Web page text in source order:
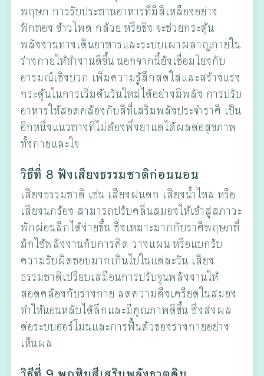
พฤษภ การรับประทานอาหารที่มีสีเหลืองอย่าง
ฟักทอง ข้าวโพด กล้วย หรือขิง จะช่วยกระตุ้น
พลังงานทางเดินอาหารและระบบเผาผลาญภายใน
ร่างกายให้ทำงานดีขึ้น นอกจากนี้ยังเชื่อมโยงกับ
อารมณ์เชิงบวก เพิ่มความรู้สึกสดใสและสร้างแรง
กระตุ้นในการเริ่มต้นวันใหม่ได้อย่างมีพลัง การปรับ
อาหารให้สอดคล้องกับสีที่เสริมพลังประจำราศี เป็น
อีกหนึ่งแนวทางที่ไม่ต้องพึ่งยาแต่ได้ผลต่อสุขภาพ
ทั้งกายและใจ
วิธีที่ 8 ฟังเสียงธรรมชาติก่อนนอน
เสียงธรรมชาติ เช่น เสียงฝนตก เสียงน้ำไหล หรือ
เสียงนกร้อง สามารถปรับคลื่นสมองให้เข้าสู่สภาวะ
พักผ่อนลึกได้ง่ายขึ้น ซึ่งเหมาะมากกับราศีพฤษภที่
มักใช้พลังงานกับการคิด วางแผน หรือแบกรับ
ความรับผิดชอบมากเกินไปในแต่ละวัน เสียง
ธรรมชาติเปรียบเสมือนการปรับจูนพลังงานให้
สอดคล้องกับร่างกาย ลดความตึงเครียดในสมอง
ทำให้นอนหลับได้ลึกและมีคุณภาพดีขึ้น ซึ่งส่งผล
ต่อระบบฮอร์โมนและการฟื้นตัวของร่างกายอย่าง
เห็นผล